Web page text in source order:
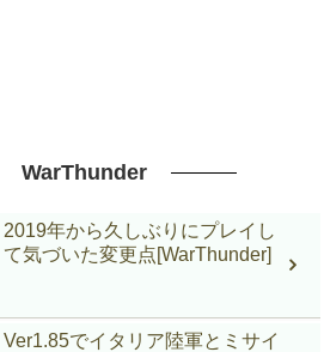
WarThunder
2019年から久しぶりにプレイし
て気づいた変更点[WarThunder]
Ver1.85でイタリア陸軍とミサイ